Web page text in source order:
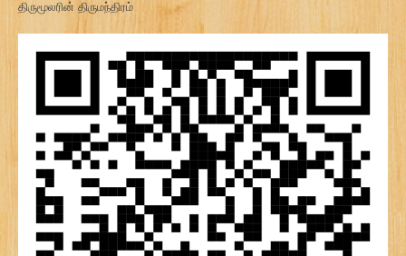
திருமூலரின் திருமந்திரம்